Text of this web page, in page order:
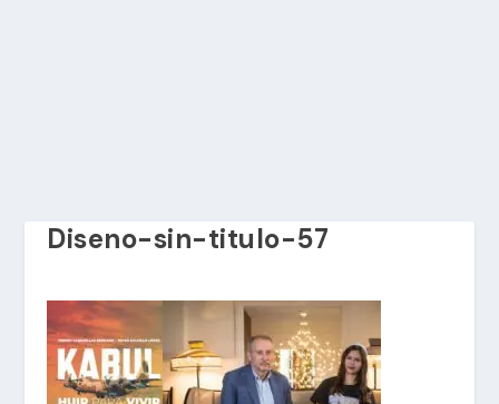
Diseno-sin-titulo-57